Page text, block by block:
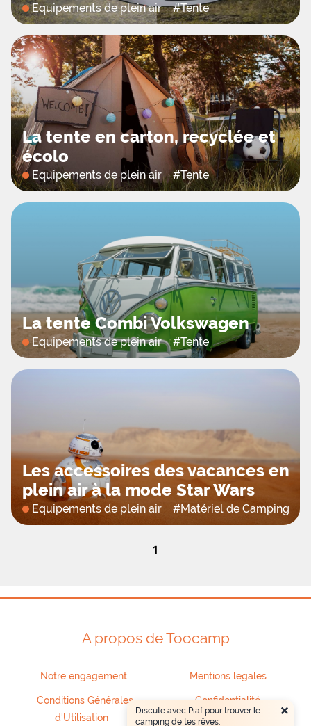
Equipements de plein air #Tente
La tente en carton, recyclée et
écolo
Equipements de plein air #Tente
La tente Combi Volkswagen
Equipements de plein air #Tente
Les accessoires des vacances en
plein air à la mode Star Wars
Equipements de plein air #Matériel de Camping
1
A propos de Toocamp
Notre engagement Mentions legales
Conditions Générales
d'Utilisation
Confidentialité ×
Discute avec Piaf pour trouver le
camping de tes rêves.